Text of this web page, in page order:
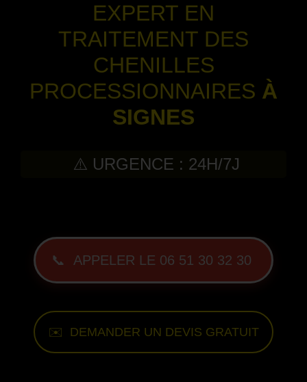
EXPERT EN
TRAITEMENT DES
CHENILLES
PROCESSIONNAIRES À
SIGNES
⚠️ URGENCE : 24H/7J
📞 APPELER LE 06 51 30 32 30
✉️ DEMANDER UN DEVIS GRATUIT